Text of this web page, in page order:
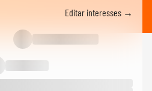
Editar interesses →